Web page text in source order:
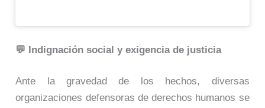
💬 Indignación social y exigencia de justicia
Ante la gravedad de los hechos, diversas
organizaciones defensoras de derechos humanos se